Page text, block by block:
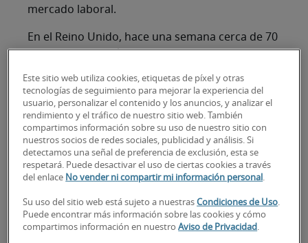
mercado laboral.
En el Reino Unido, hace una semana cerca de 70
empresas con más de 3.300 trabajadores
comprobar si se puede adoptar una semana de
cuatro días sin que se pierda productividad.
Subyacen en este experimento los argumentos
de mayor calidad de vida, mayor satisfacción
laboral y menos estrés, trabajando menos, pero
con más flexibilidad y alto rendimiento.
¿Qué pasa en Chile?
Las distintas posturas que hay en el mundo
Este sitio web utiliza cookies, etiquetas de píxel y otras
tecnologías de seguimiento para mejorar la experiencia del
usuario, personalizar el contenido y los anuncios, y analizar el
rendimiento y el tráfico de nuestro sitio web. También
compartimos información sobre su uso de nuestro sitio con
nuestros socios de redes sociales, publicidad y análisis. Si
detectamos una señal de preferencia de exclusión, esta se
respetará. Puede desactivar el uso de ciertas cookies a través
del enlace No vender ni compartir mi información personal
Su uso del sitio web está sujeto a nuestrasCondiciones de Uso
Puede encontrar más información sobre las cookies y cómo
compartimos información en nuestroAviso de Privacidad